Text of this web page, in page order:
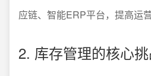
应链、智能ERP平台，提高运
2. 库存管理的核心